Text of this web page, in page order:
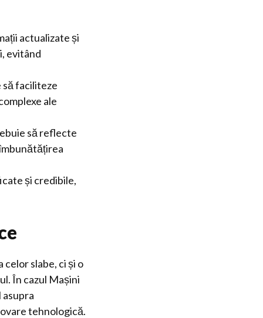
actualizate și
evitând
faciliteze
ale
să reflecte
și credibile,
slabe, ci și o
În cazul Mașini
asupra
tehnologică.